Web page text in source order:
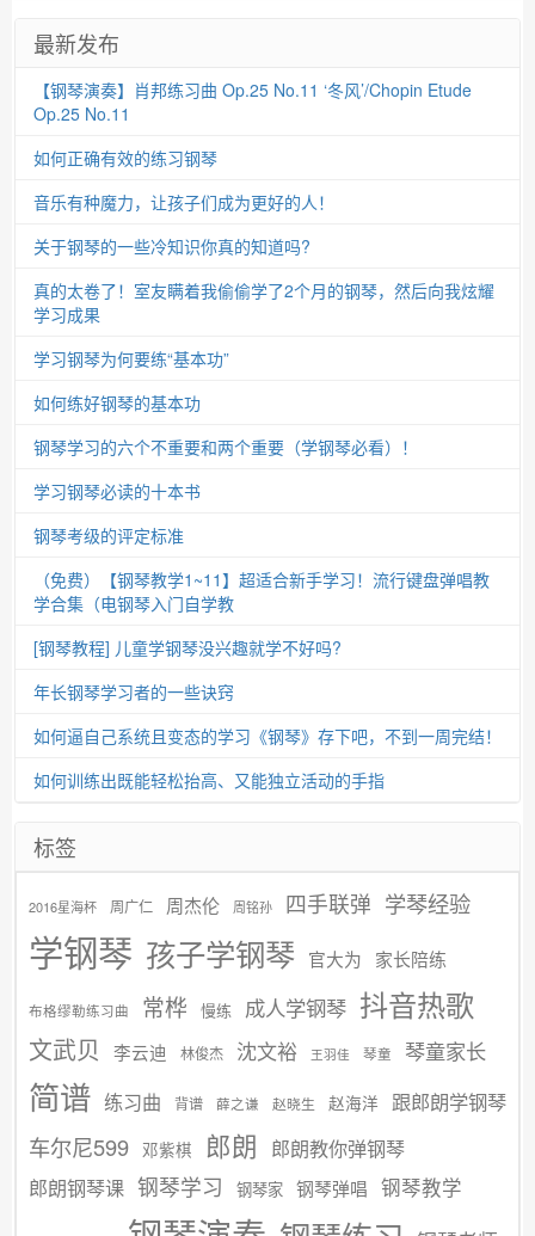
最新发布
【钢琴演奏】肖邦练习曲 Op.25 No.11 ‘冬风’/Chopin Etude
Op.25 No.11
如何正确有效的练习钢琴
音乐有种魔力，让孩子们成为更好的人！
关于钢琴的一些冷知识你真的知道吗?
真的太卷了！室友瞒着我偷偷学了2个月的钢琴，然后向我炫耀
学习成果
学习钢琴为何要练“基本功”
如何练好钢琴的基本功
钢琴学习的六个不重要和两个重要（学钢琴必看）！
学习钢琴必读的十本书
钢琴考级的评定标准
（免费）【钢琴教学1~11】超适合新手学习！流行键盘弹唱教
学合集（电钢琴入门自学教
[钢琴教程] 儿童学钢琴没兴趣就学不好吗?
年长钢琴学习者的一些诀窍
如何逼自己系统且变态的学习《钢琴》存下吧，不到一周完结！
如何训练出既能轻松抬高、又能独立活动的手指
标签
2016星海杯 周广仁 周杰伦 周铭孙 四手联弹 学琴经验
学钢琴 孩子学钢琴 官大为 家长陪练
布格缪勒练习曲 常桦 慢练 成人学钢琴 抖音热歌
文武贝 李云迪 林俊杰 沈文裕 王羽佳 琴童 琴童家长
简谱 练习曲 背谱 薛之谦 赵晓生 赵海洋 跟郎朗学钢琴
车尔尼599 邓紫棋 郎朗 郎朗教你弹钢琴
郎朗钢琴课 钢琴学习 钢琴家 钢琴弹唱 钢琴教学